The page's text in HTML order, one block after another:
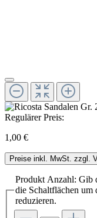
Regulärer Preis:
1,00 €
Preise inkl. MwSt. zzgl.
Produkt Anzahl: Gib
die Schaltflächen um
reduzieren.